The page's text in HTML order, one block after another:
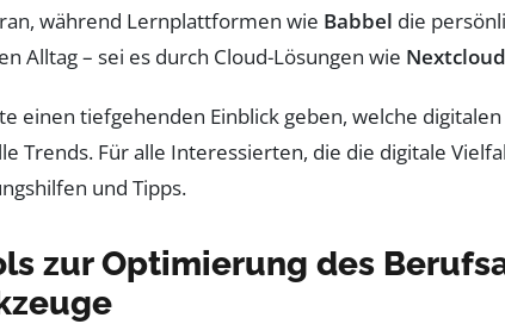
während Lernplattformen wie Babbel die
Alltag – sei es durch Cloud-Lösungen wie Nextcloud
einen tiefgehenden Einblick geben, welche
Trends. Für alle Interessierten, die die digitale
und Tipps.
zur Optimierung des